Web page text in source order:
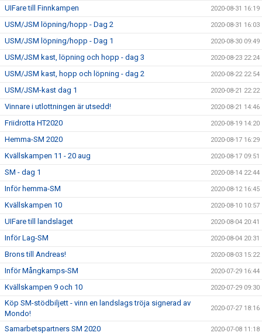
UIFare till Finnkampen 2020-08-31 16:19
USM/JSM löpning/hopp - Dag 2 2020-08-31 16:03
USM/JSM löpning/hopp - Dag 1 2020-08-30 09:49
USM/JSM kast, löpning och hopp - dag 3 2020-08-23 22:24
USM/JSM kast, hopp och löpning - dag 2 2020-08-22 22:54
USM/JSM-kast dag 1 2020-08-21 22:22
Vinnare i utlottningen är utsedd! 2020-08-21 14:46
Friidrotta HT2020 2020-08-19 14:20
Hemma-SM 2020 2020-08-17 16:29
Kvällskampen 11 - 20 aug 2020-08-17 09:51
SM - dag 1 2020-08-14 22:44
Inför hemma-SM 2020-08-12 16:45
Kvällskampen 10 2020-08-10 10:57
UIFare till landslaget 2020-08-04 20:41
Inför Lag-SM 2020-08-04 20:31
Brons till Andreas! 2020-08-03 15:22
Inför Mångkamps-SM 2020-07-29 16:44
Kvällskampen 9 och 10 2020-07-29 09:30
Köp SM-stödbiljett - vinn en landslags tröja signerad av
Mondo!
2020-07-27 18:16
Samarbetspartners SM 2020 2020-07-08 11:18